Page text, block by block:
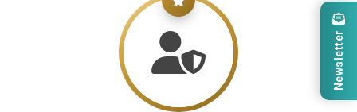
Newsletter